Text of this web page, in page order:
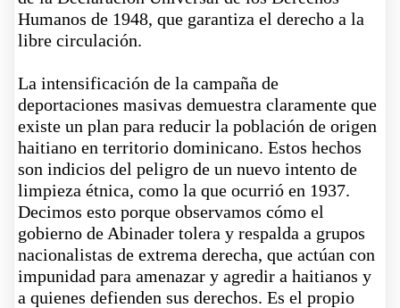
Humanos de 1948, que garantiza el derecho a la
libre circulación.
La intensificación de la campaña de
deportaciones masivas demuestra claramente que
existe un plan para reducir la población de origen
haitiano en territorio dominicano. Estos hechos
son indicios del peligro de un nuevo intento de
limpieza étnica, como la que ocurrió en 1937.
Decimos esto porque observamos cómo el
gobierno de Abinader tolera y respalda a grupos
nacionalistas de extrema derecha, que actúan con
impunidad para amenazar y agredir a haitianos y
a quienes defienden sus derechos. Es el propio